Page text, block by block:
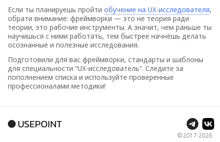
Если ты планируешь пройти обучение на UX-исследователя,
обрати внимание: фреймворки — это не теория ради
теории, это рабочие инструменты. А значит, чем раньше ты
научишься с ними работать, тем быстрее начнёшь делать
осознанные и полезные исследования.
Подготовили для вас фреймворки, стандарты и шаблоны
для специальности “UX-исследователь“. Следите за
пополнением списка и используйте проверенные
профессионалами методики!
USEPOINT
©2017-2026